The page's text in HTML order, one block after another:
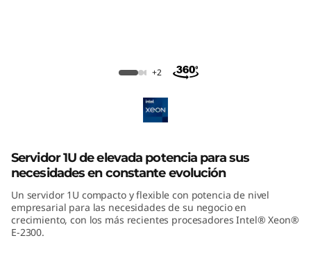
V
2
ThinkSystem SR250 V2 Rack Server
+2
Servidor 1U de elevada potencia para sus
necesidades en constante evolución
Un servidor 1U compacto y flexible con potencia de nivel
empresarial para las necesidades de su negocio en
crecimiento, con los más recientes procesadores Intel® Xeon®
E-2300.